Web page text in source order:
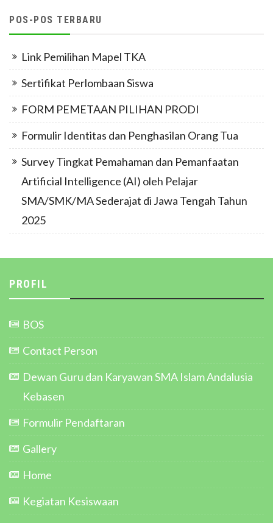
POS-POS TERBARU
Link Pemilihan Mapel TKA
Sertifikat Perlombaan Siswa
FORM PEMETAAN PILIHAN PRODI
Formulir Identitas dan Penghasilan Orang Tua
Survey Tingkat Pemahaman dan Pemanfaatan
Artificial Intelligence (AI) oleh Pelajar
SMA/SMK/MA Sederajat di Jawa Tengah Tahun
2025
PROFIL
BOS
Contact Person
Dewan Guru dan Karyawan SMA Islam Andalusia
Kebasen
Formulir Pendaftaran
Gallery
Home
Kegiatan Kesiswaan